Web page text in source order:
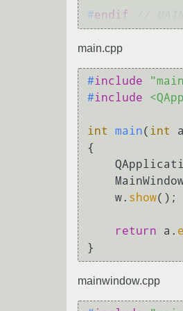
#endif
main.cpp
#include
#include
int main( int
{
    w.
show();
return a.
}
mainwindow.cpp